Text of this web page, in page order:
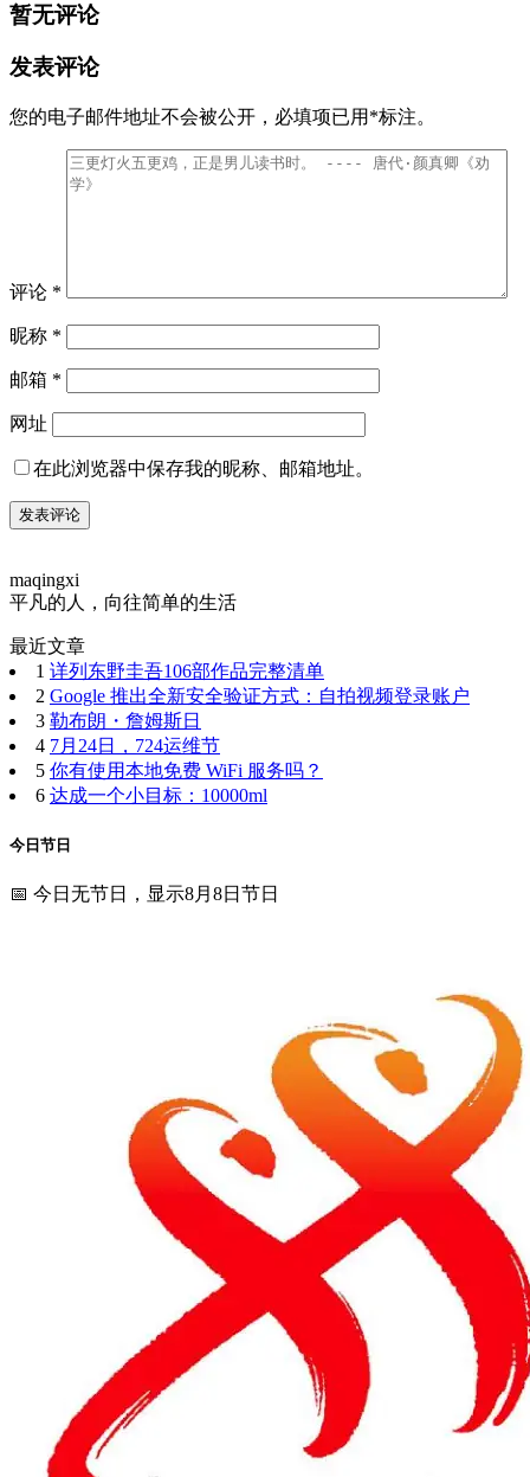
暂无评论
发表评论
您的电子邮件地址不会被公开， 必填项已用 *标注。
评论 *
昵称 *
邮箱 *
网址
在此浏览器中保存我的昵称、邮箱地址。
maqingxi
平凡的人，向往简单的生活
最近文章
1 详列东野圭吾106部作品完整清单
2 Google 推出全新安全验证方式：自拍视频登录账户
3 勒布朗・詹姆斯日
4 7月24日，724运维节
5 你有使用本地免费 WiFi 服务吗？
6 达成一个小目标：10000ml
今日节日
📅 今日无节日，显示8月8日节日